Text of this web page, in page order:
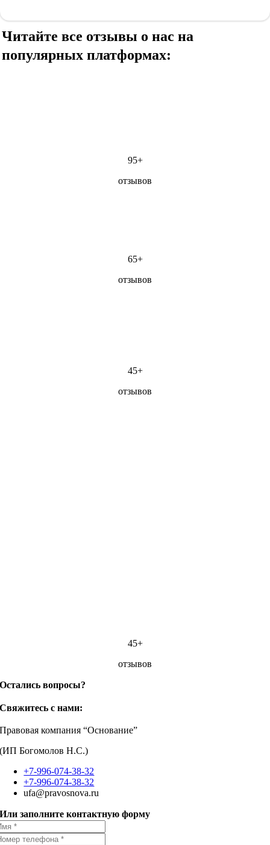
Читайте все отзывы о нас на
популярных платформах:
95+
отзывов
65+
отзывов
45+
отзывов
45+
отзывов
Остались вопросы?
Свяжитесь с нами:
Правовая компания “Основание”
(ИП Богомолов Н.С.)
+7-996-074-38-32
+7-996-074-38-32
ufa@pravosnova.ru
Или заполните контактную форму